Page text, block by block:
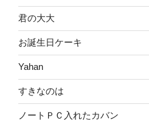
君の大大
お誕生日ケーキ
Yahan
すきなのは
ノートＰＣ入れたカバン